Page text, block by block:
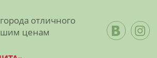
отличного
ценам